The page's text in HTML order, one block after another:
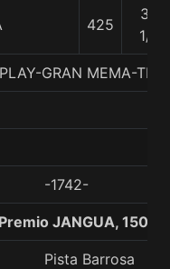
425
38
1/4
GRAN MEMA-
-1742-
JANGUA, 1500
Pista Barrosa